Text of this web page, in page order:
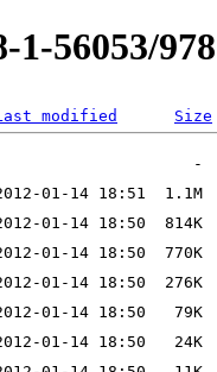
56053/
modified Size